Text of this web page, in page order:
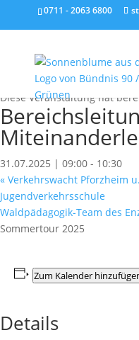
0711 - 2063 6800
« Alle Veranstaltungen
Diese Veranstaltung hat
31.07.2025 | 09:00 - 10:30
« Verkehrswacht Pforzheim
Jugendverkehrsschule
Waldpädagogik-Team des
Sommertour 2025
Zum Kalender
Details